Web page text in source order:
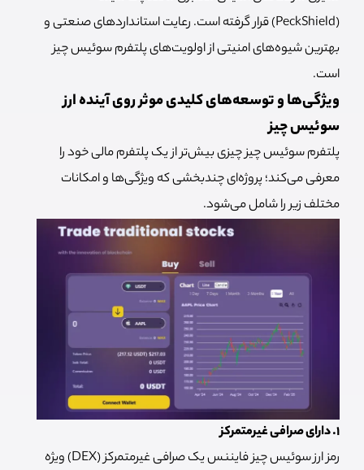
(PeckShield) قرار گرفته است. رعایت استانداردهای صنعتی و
بهترین شیوه‌های امنیتی از اولویت‌های پلتفرم سوئیس چیز
است.
ویژگی‌ها و توسعه‌های کلیدی موثر روی آینده ارز
سوئیس چیز
پلتفرم سوئیس چیز چیزی بیش‌تر از یک پلتفرم مالی خود را
معرفی می‌کند؛ پروژه‌ای چندبخشی که ویژگی‌ها و امکانات
مختلف زیر را شامل می‌شود.
۱. دارای صرافی غیرمتمرکز
رمز ارز سوئیس چیز فایننس یک صرافی غیرمتمرکز (DEX) ویژه